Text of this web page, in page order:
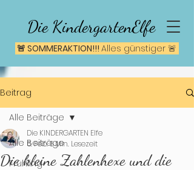
Die KindergartenElfe
🚨 SOMMERAKTION!!! Alles günstiger 🚨
Beitrag
Alle Beiträge
Frühling
Alle Beiträge
Die kleine Zahlenhexe und die
Die KINDERGARTEN Elfe
6. Feb.6 Min. Lesezeit